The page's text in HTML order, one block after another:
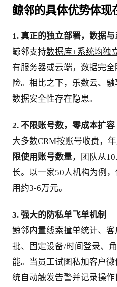
鲸邻的具体优势体现
1. 真正的独立部署，数据
鲸邻支持数据库+系统均独
有服务器或云端，数据完
险。相比之下，乐数云、融
数据安全性存在隐患。
2. 不限账号数，零成本扩容
大多数CRM按账号收费，
限使用账号数量，团队从
长。以一家50人机构为例
用约3-6万元。
3. 强大的防私单飞单机制
鲸邻内置线索撞单统计、
批、固定设备/时间登录、
能。当员工试图私加客户
统自动触发告警并记录操